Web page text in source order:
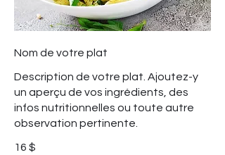
Nom de votre plat
Description de votre plat. Ajoutez-y
un aperçu de vos ingrédients, des
infos nutritionnelles ou toute autre
observation pertinente.
16 $